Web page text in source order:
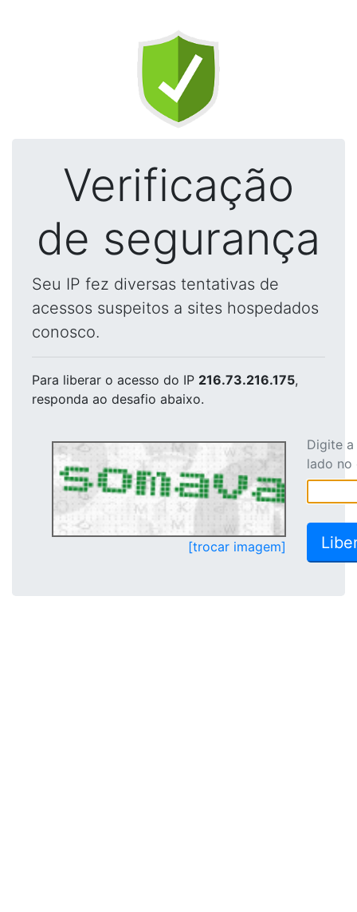
Verificação
de segurança
Seu IP fez diversas tentativas de
acessos suspeitos a sites hospedados
conosco.
Para liberar o acesso do IP 216.73.216.175,
responda ao desafio abaixo.
[trocar imagem]
Digite
lado no